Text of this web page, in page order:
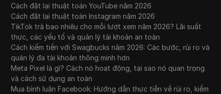
Cách đặt lại thuật toán YouTube năm 2026
Cách đặt lại thuật toán Instagram năm 2026
TikTok trả bao nhiêu cho mỗi lượt xem năm 2026? Lãi suất
thực, các yếu tố và quản lý tài khoản an toàn
Cách kiếm tiền với Swagbucks năm 2026: Các bước, rủi ro và
quản lý đa tài khoản thông minh hơn
Meta Pixel là gì? Cách nó hoạt động, tại sao nó quan trọng
và cách sử dụng an toàn
Mua bình luận Facebook: Hướng dẫn thực tiễn về rủi ro, kiểm